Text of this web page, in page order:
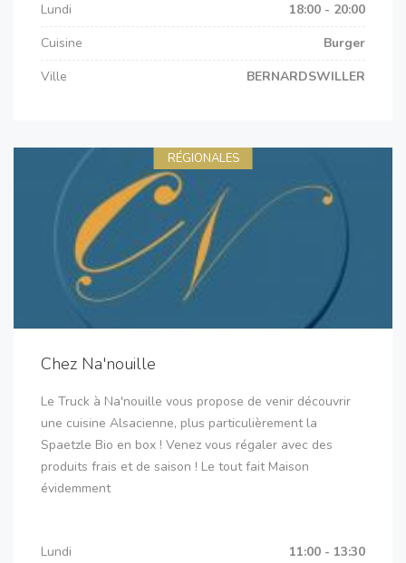
Lundi
18:00 - 20:00
Cuisine
Burger
Ville
BERNARDSWILLER
RÉGIONALES
Chez Na'nouille
Le Truck à Na'nouille vous propose de venir découvrir
une cuisine Alsacienne, plus particulièrement la
Spaetzle Bio en box ! Venez vous régaler avec des
produits frais et de saison ! Le tout fait Maison
évidemment
Lundi
11:00 - 13:30